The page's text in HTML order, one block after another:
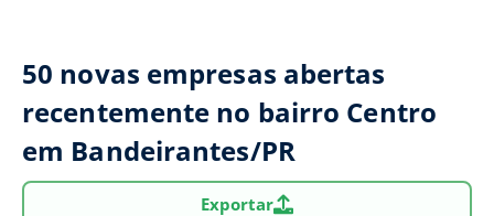
50 novas empresas abertas
recentemente no bairro Centro
em Bandeirantes/PR
Exportar